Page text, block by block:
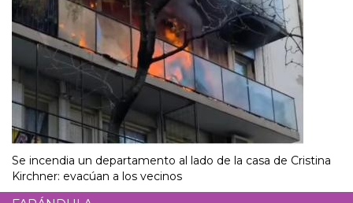
Se incendia un departamento al lado de la casa de Cristina
Kirchner: evacúan a los vecinos